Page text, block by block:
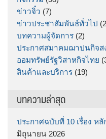
ข่าวจิ๋ว (7)
ข่าวประชาสัมพันธ์ทั่วไป
บทความผู้จัดการ (2)
ประกาศสมาคมฌาปนกิจส
ออมทรัพย์รัฐวิสาหกิจไทย
สินค้าและบริการ (19)
บทความล่าสุด
ประกาศฉบับที่ 10 เรื่อง ห
มิถุนายน 2026